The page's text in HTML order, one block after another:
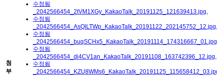
첨
부
수정됨
_2042566454_2tVM1XGy_KakaoTalk_20191125_121639413.jpg,
수정됨
_2042566454_AsQlLTWp_KakaoTalk_20191122_202145752_12.jpg,
수정됨
_2042566454_buqSCHx5_KakaoTalk_20191114_174316667_01.jpg
수정됨
_2042566454_di4CV1an_KakaoTalk_20191108_163742396_12.jpg,
수정됨